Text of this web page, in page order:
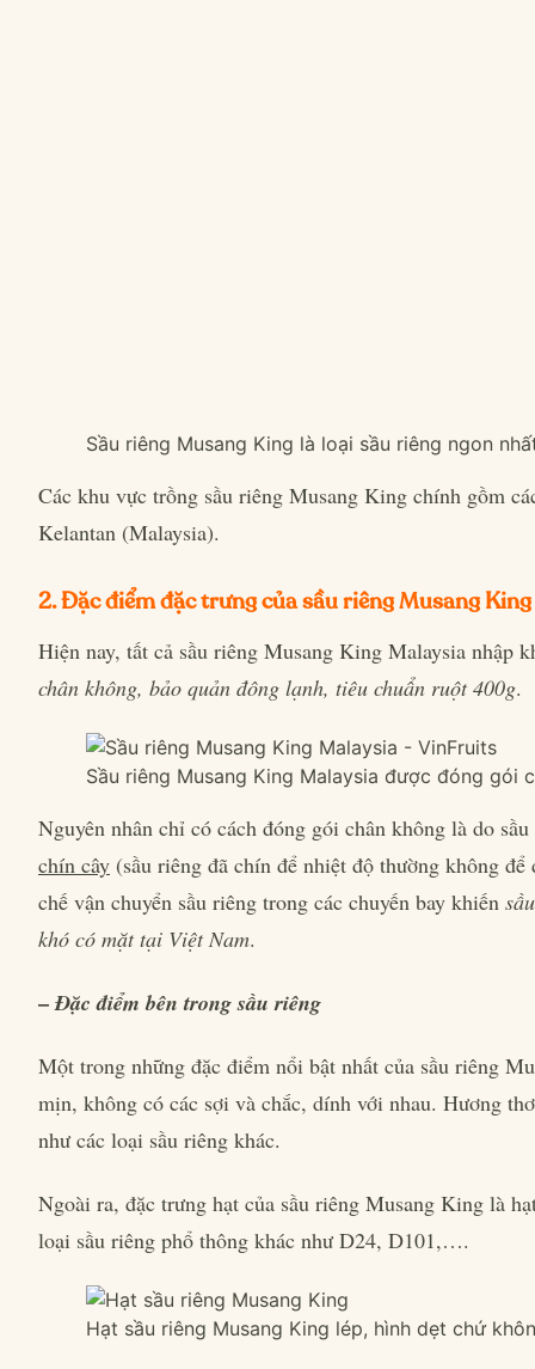
Sầu riêng Musang King là loại sầu riêng ngon
Các khu vực trồng sầu riêng Musang King chính gồm
Kelantan (Malaysia).
2. Đặc điểm đặc trưng của sầu riêng Musang
Hiện nay, tất cả sầu riêng Musang King Malaysia nhập
chân không, bảo quản đông lạnh, tiêu chuẩn ruột 400g.
Sầu riêng Musang King Malaysia được đóng gói
Nguyên nhân chỉ có cách đóng gói chân không là do
chín cây (sầu riêng đã chín để nhiệt độ thường không
chế vận chuyển sầu riêng trong các chuyến bay khiến
khó có mặt tại Việt Nam.
–Đặc điểm bên trong sầu riêng
Một trong những đặc điểm nổi bật nhất của sầu riêng
mịn, không có các sợi và chắc, dính với nhau. Hương
như các loại sầu riêng khác.
Ngoài ra, đặc trưng hạt của sầu riêng Musang King là
loại sầu riêng phổ thông khác như D24, D101,….
Hạt sầu riêng Musang King lép, hình dẹt chứ